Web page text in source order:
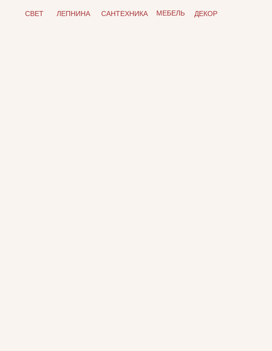
САНТЕХНИКА
ЛЕПНИНА ДЕКОР
СВЕТ МЕБЕЛЬ